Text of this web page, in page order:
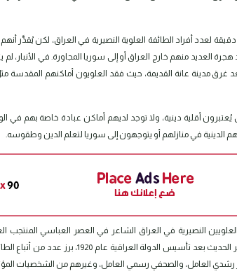
لعدد أفراد الطائفة العلوية النصيرية في العراق، لكن
العديد منهم خارج العراق أو إلى سوريا المجاورة. في الأنبار،
غرق مدينة عانة القديمة، حيث فقد العلويون أماكنهم
يُعتبرون أقلية دينية، ولا توجد لديهم أماكن عبادة خاصة بهم في
الدينية في منازلهم أو يتوجهون إلى سوريا لتعلم الدين وطقوسه.
النصيرية في العراق الشاعر في العصر العباسي المنتجب
العاني. أما في العصر الحديث بعد
رشدي العامل، والصحفي رسمي العامل، وغيرهم من الشخصيات